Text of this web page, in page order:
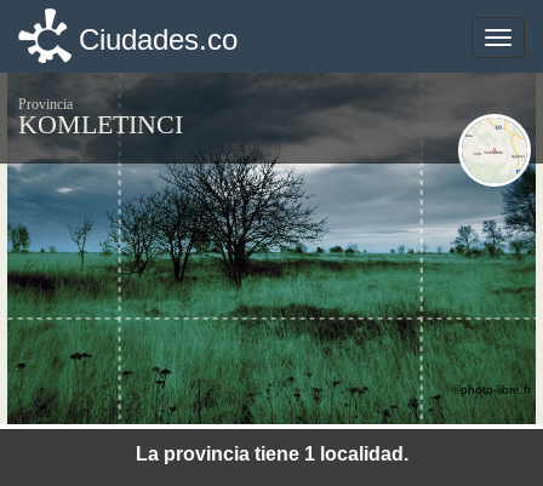
Toggle
Ciudades.co
Provincia
KOMLETINCI
La provincia tiene 1 localidad.
©photo-libre.fr
Toggle
Ciudades.co